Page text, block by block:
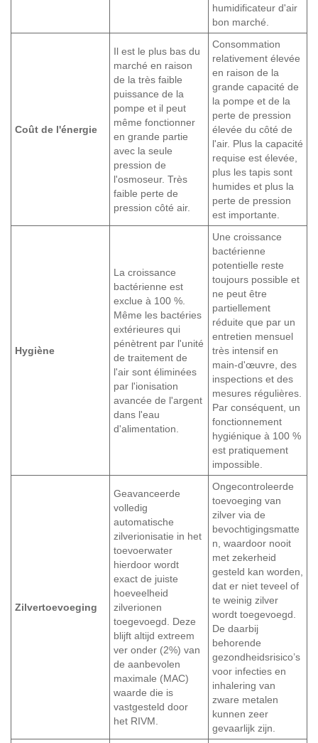
humidificateur d'air
bon marché.
Coût de l'énergie
Il est le plus bas du
marché en raison
de la très faible
puissance de la
pompe et il peut
même fonctionner
en grande partie
avec la seule
pression de
l'osmoseur. Très
faible perte de
pression côté air.
Consommation
relativement élevée
en raison de la
grande capacité de
la pompe et de la
perte de pression
élevée du côté de
l'air. Plus la capacité
requise est élevée,
plus les tapis sont
humides et plus la
perte de pression
est importante.
Hygiène
La croissance
bactérienne est
exclue à 100 %.
Même les bactéries
extérieures qui
pénètrent par l'unité
de traitement de
l'air sont éliminées
par l'ionisation
avancée de l'argent
dans l'eau
d'alimentation.
Une croissance
bactérienne
potentielle reste
toujours possible et
ne peut être
partiellement
réduite que par un
entretien mensuel
très intensif en
main-d'œuvre, des
inspections et des
mesures régulières.
Par conséquent, un
fonctionnement
hygiénique à 100 %
est pratiquement
impossible.
Zilvertoevoeging
Geavanceerde
volledig
automatische
zilverionisatie in het
toevoerwater
hierdoor wordt
exact de juiste
hoeveelheid
zilverionen
toegevoegd. Deze
blijft altijd extreem
ver onder (2%) van
de aanbevolen
maximale (MAC)
waarde die is
vastgesteld door
het RIVM.
Ongecontroleerde
toevoeging van
zilver via de
bevochtigingsmatte
n, waardoor nooit
met zekerheid
gesteld kan worden,
dat er niet teveel of
te weinig zilver
wordt toegevoegd.
De daarbij
behorende
gezondheidsrisico’s
voor infecties en
inhalering van
zware metalen
kunnen zeer
gevaarlijk zijn.